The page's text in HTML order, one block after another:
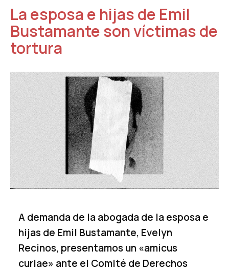
La esposa e hijas de Emil
Bustamante son víctimas de
tortura
A demanda de la abogada de la esposa e
hijas de Emil Bustamante, Evelyn
Recinos, presentamos un «amicus
curiae» ante el Comité de Derechos